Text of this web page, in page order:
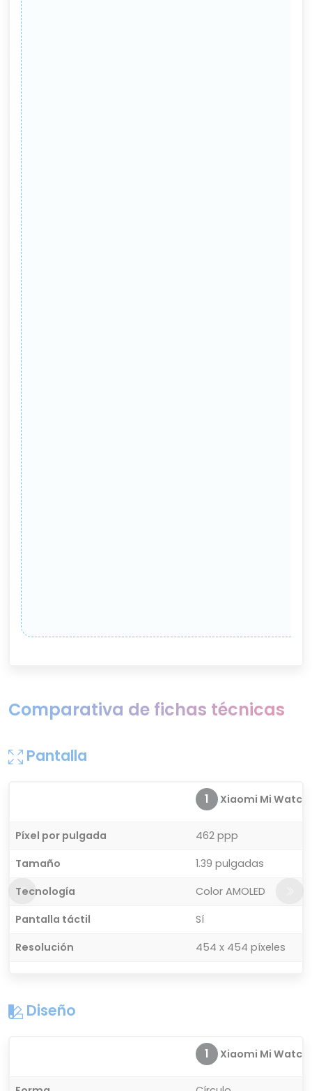
Comparativa de fichas técnicas
Pantalla
1 Xiaomi Mi Watch
Píxel por pulgada
462 ppp
Tamaño
1.39 pulgadas
Tecnología
Color AMOLED
Pantalla táctil
Sí
Resolución
454 x 454 píxeles
Diseño
1 Xiaomi Mi Watch